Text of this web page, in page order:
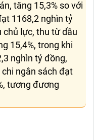
tăng 15,3% so với
1168,2 nghìn tỷ
chủ lực, thu từ dầu
15,4%, trong khi
nghìn tỷ đồng,
chi ngân sách đạt
tương đương